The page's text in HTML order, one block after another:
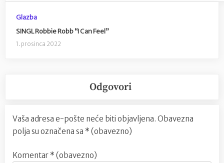
Glazba
SINGL Robbie Robb “I Can Feel”
1. prosinca 2022
Odgovori
Vaša adresa e-pošte neće biti objavljena. Obavezna
polja su označena sa * (obavezno)
Komentar * (obavezno)